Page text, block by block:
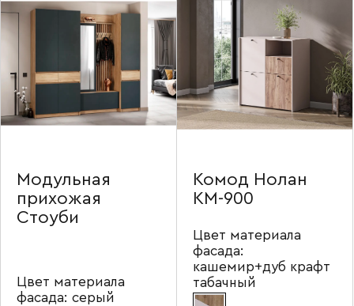
Модульная
прихожая
Стоуби
Цвет материала
фасада: серый
Комод Нолан
КМ-900
Цвет материала
фасада:
кашемир+дуб крафт
табачный